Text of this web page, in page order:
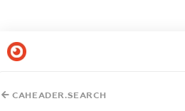
CAHEADER.SEARCH